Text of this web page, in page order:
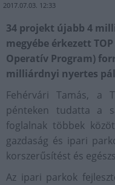
2017.07.03. 12:33
34 projekt újabb 4
megyébe érkezett
Operatív Program)
milliárdnyi nyertes
Fehérvári Tamás, a
pénteken tudatta a
foglalnak többek
gazdaság és ipari
korszerűsítést és
Az ipari parkok